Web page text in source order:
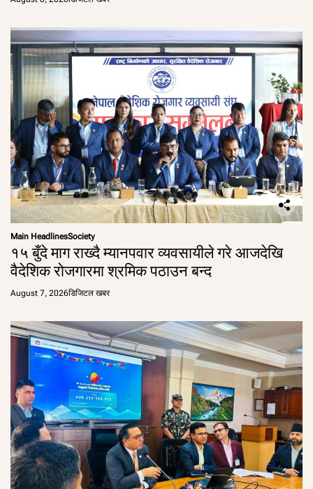
Main HeadlinesSociety
१५ बुँदे माग राख्दै म्यानपवार व्यवसायीले गरे आजदेखि
वैदेशिक रोजगारमा श्रमिक पठाउन बन्द
August 7, 2026डिजिटल खबर